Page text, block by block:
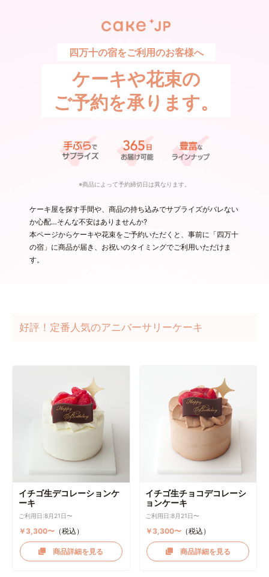
四万十の宿をご利用のお客様へ
ケーキや花束の
ご予約を承ります。
※商品によって予約締切日は異なります。
ケーキ屋を探す手間や、商品の持ち込みでサプライズがバレない
か心配…そんな不安はありませんか?
本ページからケーキや花束をご予約いただくと、事前に「四万十
の宿」に商品が届き、お祝いのタイミングでご利用いただけま
す。
好評！定番人気のアニバーサリーケーキ
イチゴ生デコレーションケ
ーキ
ご利用日:8月21日〜
￥3,300〜（税込）
商品詳細を見る
イチゴ生チョコデコレーシ
ョンケーキ
ご利用日:8月21日〜
￥3,300〜 （税込）
商品詳細を見る